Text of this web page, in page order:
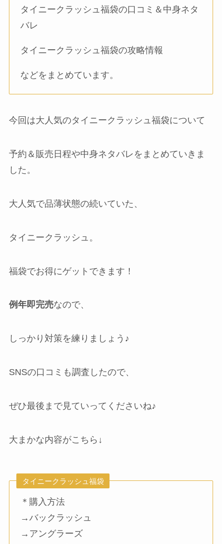
タイニークラッシュ福袋の口コミ＆中身ネタ
バレ
タイニークラッシュ福袋の攻略情報
などをまとめています。
今回は大人気のタイニークラッシュ福袋について
予約＆販売日程や中身ネタバレをまとめていきま
した。
大人気で品薄状態の続いていた、
タイニークラッシュ。
福袋でお得にゲットできます！
例年即完売なので、
しっかり対策を練りましょう♪
SNSの口コミも調査したので、
ぜひ最後まで見ていってくださいね♪
大まかな内容がこちら↓
タイニークラッシュ福袋
＊購入方法
→バックラッシュ
→アングラーズ